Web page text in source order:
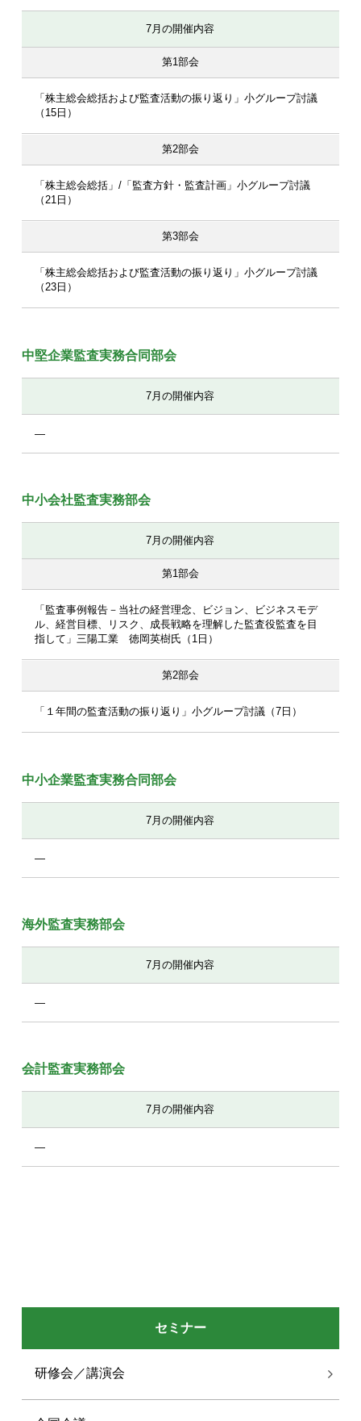
セミナー
研修会／講演会
7月の開催内容
第1部会
「株主総会総括および監査活動の振り返り」小グループ討議
（15日）
第2部会
「株主総会総括」/「監査方針・監査計画」小グループ討議
（21日）
第3部会
「株主総会総括および監査活動の振り返り」小グループ討議
（23日）
中堅企業監査実務合同部会
7月の開催内容
―
中小会社監査実務部会
7月の開催内容
第1部会
「監査事例報告－当社の経営理念、ビジョン、ビジネスモデ
ル、経営目標、リスク、成長戦略を理解した監査役監査を目
指して」三陽工業 徳岡英樹氏（1日）
第2部会
「１年間の監査活動の振り返り」小グループ討議（7日）
中小企業監査実務合同部会
7月の開催内容
―
海外監査実務部会
7月の開催内容
―
会計監査実務部会
7月の開催内容
―